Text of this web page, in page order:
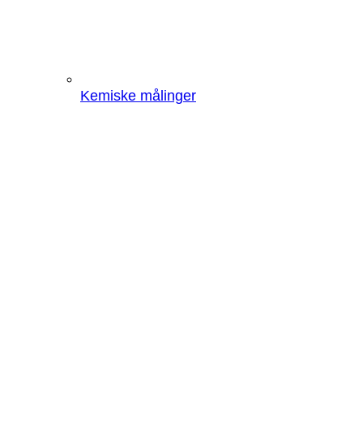
Kemiske målinger